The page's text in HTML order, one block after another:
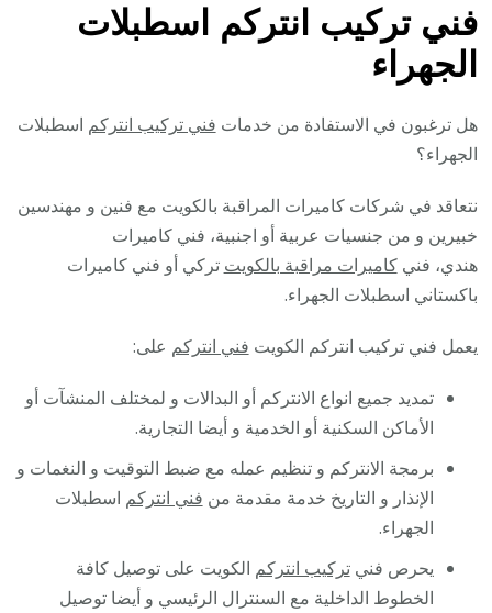
فني تركيب انتركم اسطبلات
الجهراء
هل ترغبون في الاستفادة من خدمات فني تركيب انتركم اسطبلات
الجهراء؟
نتعاقد في شركات كاميرات المراقبة بالكويت مع فنين و مهندسين
خبيرين و من جنسيات عربية أو اجنبية، فني كاميرات
هندي، فنيكاميرات مراقبة بالكويت تركي أو فني كاميرات
باكستاني اسطبلات الجهراء.
يعمل فني تركيب انتركم الكويت فني انتركم على:
تمديد جميع انواع الانتركم أو البدالات و لمختلف المنشآت أو
الأماكن السكنية أو الخدمية و أيضا التجارية.
برمجة الانتركم و تنظيم عمله مع ضبط التوقيت و النغمات و
الإنذار و التاريخ خدمة مقدمة من فني انتركم اسطبلات
الجهراء.
يحرص فنيتركيب انتركم الكويت على توصيل كافة
الخطوط الداخلية مع السنترال الرئيسي و أيضا توصيل